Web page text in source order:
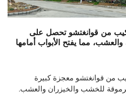
من قوانغتشو تحصل على
مما يفتح الأبواب أمامها
من قوانغتشو معجزة كبيرة
للخشب والخيزران والعشب.